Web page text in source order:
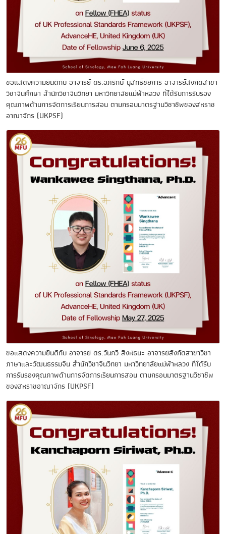
ขอแสดงความยินดีกับ อาจารย์ ดร.อภิรักษ์ นุสิทธิ์ชัยการ อาจารย์สังกัดสาขา
วิชาจีนศึกษา สำนักวิชาจีนวิทยา มหาวิทยาลัยแม่ฟ้าหลวง ที่ได้รับการรับรอง
คุณภาพด้านการจัดการเรียนการสอน ตามกรอบมาตรฐานวิชาชีพของสหราช
อาณาจักร (UKPSF)
ขอแสดงความยินดีกับ อาจารย์ ดร.วันกวี สิงห์ธนะ อาจารย์สังกัดสาขาวิชา
ภาษาและวัฒนธรรมจีน สำนักวิชาจีนวิทยา มหาวิทยาลัยแม่ฟ้าหลวง ที่ได้รับ
การรับรองคุณภาพด้านการจัดการเรียนการสอน ตามกรอบมาตรฐานวิชาชีพ
ของสหราชอาณาจักร (UKPSF)